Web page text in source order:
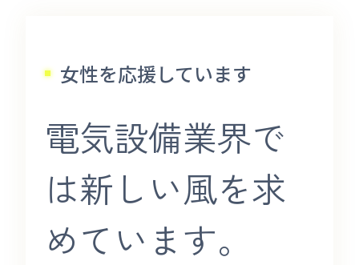
女性を応援しています
電気設備業界で
は新しい風を求
めています。